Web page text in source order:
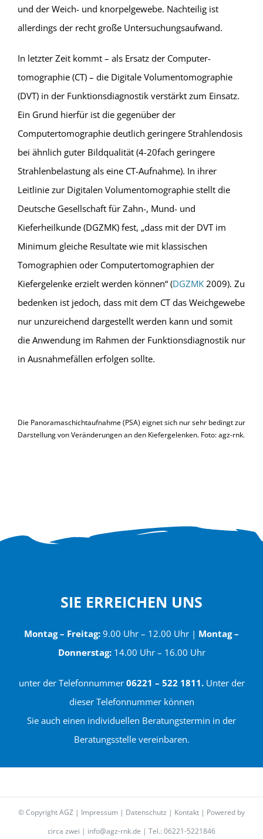
und der Weich- und knorpelgewebe. Nachteilig ist
allerdings der recht große Untersuchungsaufwand.
In letzter Zeit kommt – als Ersatz der Computer-
tomographie (CT) – die Digitale Volumentomographie
(DVT) in der Funktionsdiagnostik verstärkt zum Einsatz.
Ein Grund hierfür ist die gegenüber der
Computertomographie deutlich geringere Strahlendosis
bei ähnlich guter Bildqualität (4-20fach geringere
Strahlenbelastung als eine CT-Aufnahme). In ihrer
Leitlinie zur Digitalen Volumentomographie stellt die
Deutsche Gesellschaft für Zahn-, Mund- und
Kieferheilkunde (DGZMK) fest, „dass mit der DVT im
Minimum gleiche Resultate wie mit klassischen
Tomographien oder Computertomographien der
Kiefergelenke erzielt werden können“ (DGZMK2009). Zu
bedenken ist jedoch, dass mit dem CT das Weichgewebe
nur unzureichend dargestellt werden kann und somit
die Anwendung im Rahmen der Funktionsdiagnostik nur
in Ausnahmefällen erfolgen sollte.
Die Panoramaschichtaufnahme (PSA) eignet sich nur sehr bedingt zur
Darstellung von Veränderungen an den Kiefergelenken. Foto: agz-rnk.
SIE ERREICHEN UNS
Montag – Freitag: 9.00 Uhr – 12.00 Uhr | Montag –
Donnerstag:14.00 Uhr – 16.00 Uhr
unter der Telefonnummer 06221 – 522 1811.Unter der
dieser Telefonnummer können
Sie auch einen individuellen Beratungstermin in der
Beratungsstelle vereinbaren.
© Copyright AGZ | Impressum | Datenschutz | Kontakt | Powered by
circa zwei | info@agz-rnk.de | Tel.: 06221-5221846